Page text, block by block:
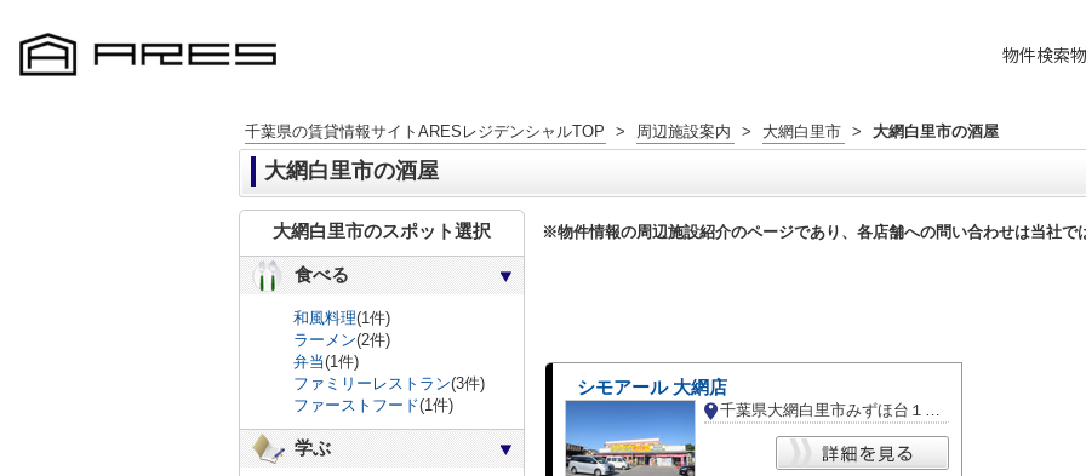
物件検索
千葉県の賃貸情報サイトARESレジデンシャルTOP > 周辺施設案内 > 大網白里市 > 大網白里市の酒屋
大網白里市の酒屋
※物件情報の周辺施設紹介のページであり、各店舗への問い合わせは当社で
シモアール 大網店
千葉県大網白里市みずほ台１丁目
大網白里市のスポット選択
食べる
和風料理(1件)
ラーメン(2件)
弁当(1件)
ファミリーレストラン(3件)
ファーストフード(1件)
学ぶ